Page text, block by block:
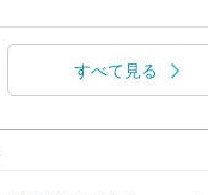
すべて見る